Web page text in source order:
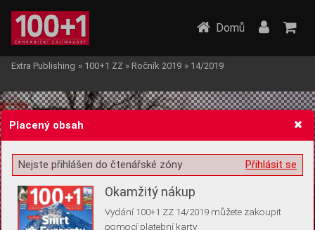
Žádost o souhlas s ukládáním volitelných informací
Domů
Extra Publishing » 100+1 ZZ » Ročník 2019 » 14/2019
Placený obsah
Přihlásit se
Nejste přihlášen do čtenářské zóny
Okamžitý nákup
Vydání 100+1 ZZ 14/2019 můžete zakoupit
pomocí platební karty